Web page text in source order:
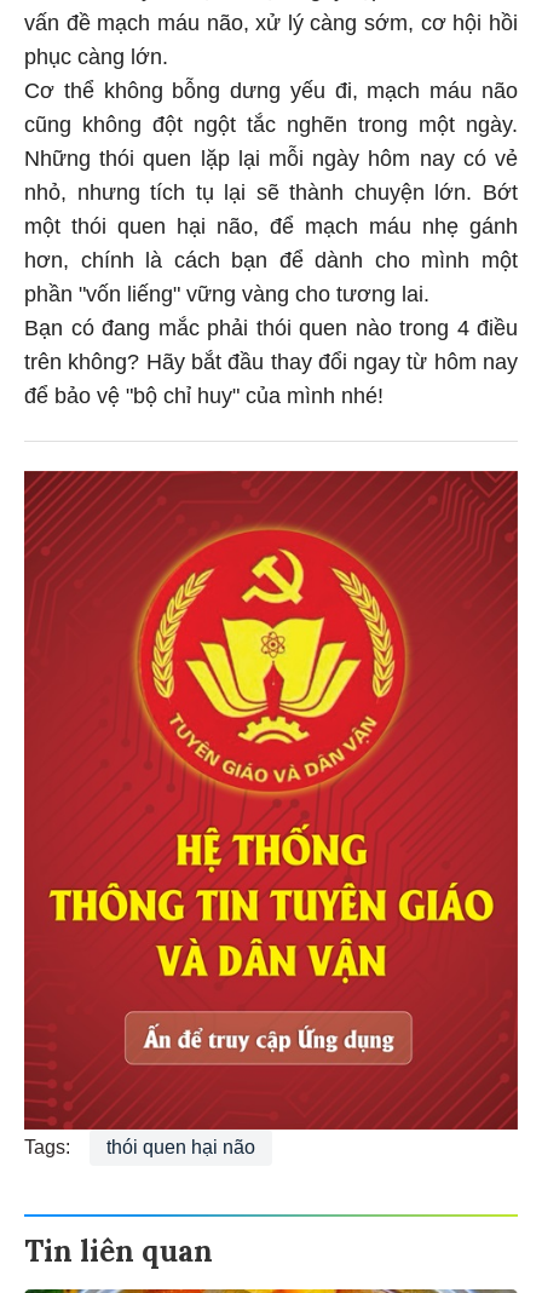
vấn đề mạch máu não, xử lý càng sớm, cơ hội hồi
phục càng lớn.
Cơ thể không bỗng dưng yếu đi, mạch máu não
cũng không đột ngột tắc nghẽn trong một ngày.
Những thói quen lặp lại mỗi ngày hôm nay có vẻ
nhỏ, nhưng tích tụ lại sẽ thành chuyện lớn. Bớt
một thói quen hại não, để mạch máu nhẹ gánh
hơn, chính là cách bạn để dành cho mình một
phần "vốn liếng" vững vàng cho tương lai.
Bạn có đang mắc phải thói quen nào trong 4 điều
trên không? Hãy bắt đầu thay đổi ngay từ hôm nay
để bảo vệ "bộ chỉ huy" của mình nhé!
Tags: thói quen hại não
Tin liên quan